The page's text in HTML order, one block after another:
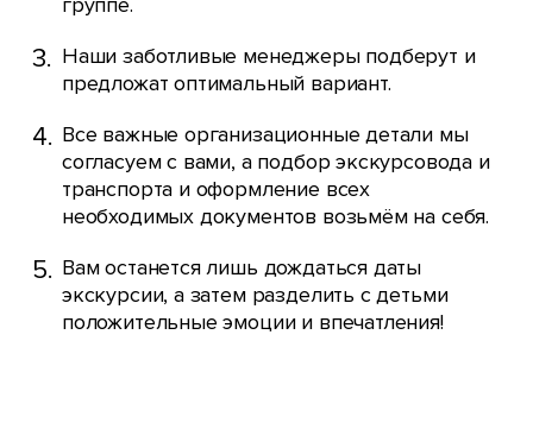
Наши заботливые менеджеры подберут и
предложат оптимальный вариант.
Все важные организационные детали мы
согласуем с вами, а подбор экскурсовода и
транспорта и оформление всех
необходимых документов возьмём на себя.
Вам останется лишь дождаться даты
экскурсии, а затем разделить с детьми
положительные эмоции и впечатления!